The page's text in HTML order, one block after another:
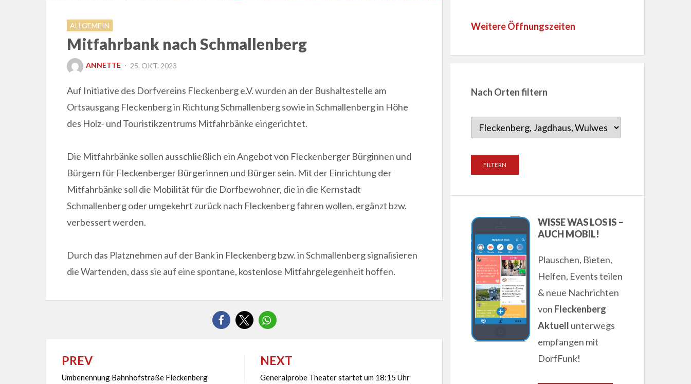
ALLGEMEIN
Mitfahrbank nach Schmallenberg
ANNETTE
POSTED
25. OKT. 2023
Auf Initiative des Dorfvereins Fleckenberg e.V. wurden an der Bushaltestelle am
Ortsausgang Fleckenberg in Richtung Schmallenberg sowie in Schmallenberg in Höhe
des Holz- und Touristikzentrums Mitfahrbänke eingerichtet.
Die Mitfahrbänke sollen ausschließlich ein Angebot von Fleckenberger Bürginnen und
Bürgern für Fleckenberger Bürgerinnen und Bürger sein. Mit der Einrichtung der
Mitfahrbänke soll die Mobilität für die Dorfbewohner, die in die Kernstadt
Schmallenberg oder umgekehrt zurück nach Fleckenberg fahren wollen, ergänzt bzw.
verbessert werden.
Durch das Platznehmen auf der Bank in Fleckenberg bzw. in Schmallenberg signalisieren
die Wartenden, dass sie auf eine spontane, kostenlose Mitfahrgelegenheit hoffen.
Beitragsnavigation
PREV
Umbenennung Bahnhofstraße Fleckenberg
NEXT
Generalprobe Theater startet um 18:15 Uhr
Weitere Öffnungszeiten
Nach Orten filtern
WISSE WAS LOS IS –
AUCH MOBIL!
Plauschen, Bieten,
Helfen, Events teilen
& neue Nachrichten
von Fleckenberg
Aktuell unterwegs
empfangen mit
DorfFunk!